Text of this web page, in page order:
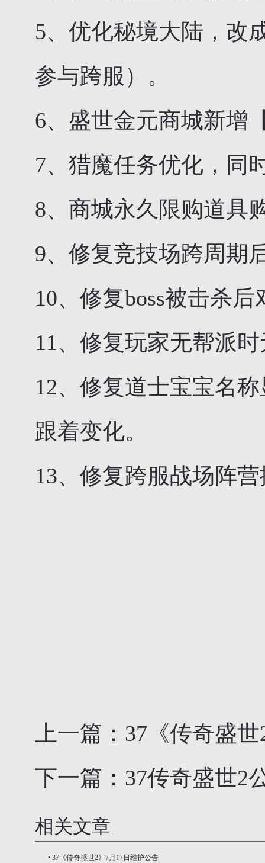
5、优化秘境大陆，改
参与跨服）。
6、盛世金元商城新增
7、猎魔任务优化，同
8、商城永久限购道具
9、修复竞技场跨周期
10、修复boss被击杀
11、修复玩家无帮派
12、修复道士宝宝名
跟着变化。
13、修复跨服战场阵
上一篇： 37《传奇盛
下一篇： 37传奇盛世2
相关文章
• 37《传奇盛世2》7月17日维护公告